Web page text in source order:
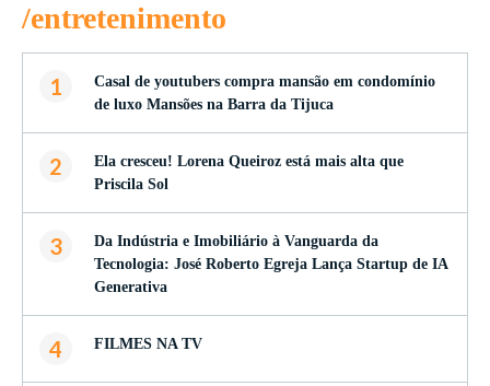
/entretenimento
1
Casal de youtubers compra mansão em condomínio
de luxo Mansões na Barra da Tijuca
2
Ela cresceu! Lorena Queiroz está mais alta que
Priscila Sol
3
Da Indústria e Imobiliário à Vanguarda da
Tecnologia: José Roberto Egreja Lança Startup de IA
Generativa
4 FILMES NA TV